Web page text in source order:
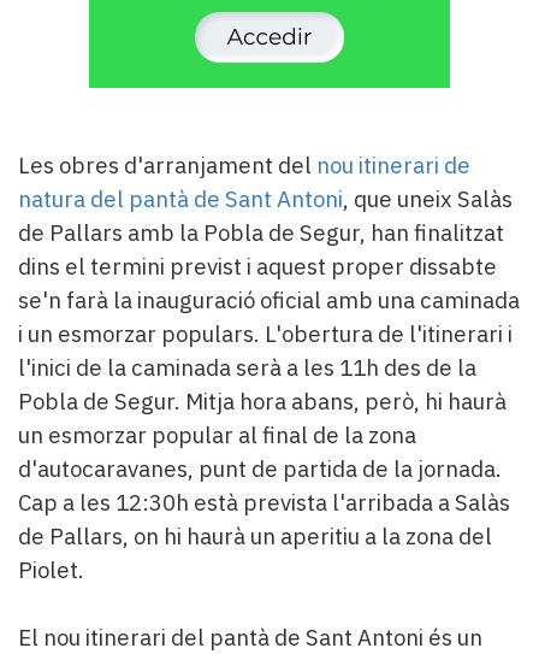
Les obres d'arranjament del nou itinerari de
natura del pantà de Sant Antoni, que uneix Salàs
de Pallars amb la Pobla de Segur, han finalitzat
dins el termini previst i aquest proper dissabte
se'n farà la inauguració oficial amb una caminada
i un esmorzar populars. L'obertura de l'itinerari i
l'inici de la caminada serà a les 11h des de la
Pobla de Segur. Mitja hora abans, però, hi haurà
un esmorzar popular al final de la zona
d'autocaravanes, punt de partida de la jornada.
Cap a les 12:30h està prevista l'arribada a Salàs
de Pallars, on hi haurà un aperitiu a la zona del
Piolet.
El nou itinerari del pantà de Sant Antoni és un